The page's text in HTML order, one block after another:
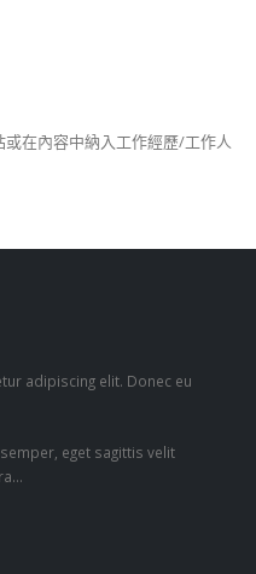
在內容中納入工作經歷/工作人
adipiscing elit. Donec eu
eget sagittis velit